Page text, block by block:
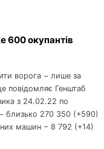
600 окупантів
ворога − лише за
повідомляє Генштаб
з 24.02.22 по
близько 270 350 (+590)
машин − 8 792 (+14)